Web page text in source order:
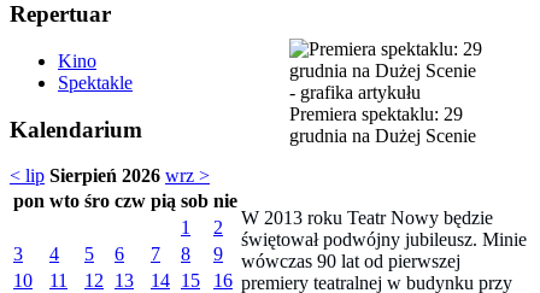
Repertuar
Kino
Spektakle
Kalendarium
< lip Sierpień 2026 wrz >
pon wto śro czw pią sob nie
1
2
3
4 5 6 7 8
9
10
11 12 13 14 15
16
Premiera spektaklu: 29
grudnia na Dużej Scenie
W 2013 roku Teatr Nowy będzie
świętował podwójny jubileusz. Minie
wówczas 90 lat od pierwszej
premiery teatralnej w budynku przy